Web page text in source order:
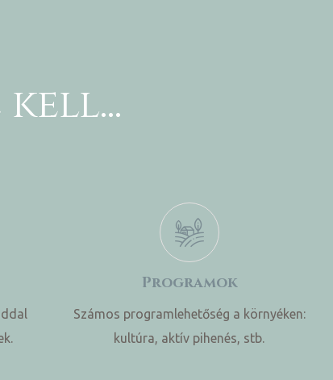
Programok
Számos programlehetőség a környéken:
kultúra, aktív pihenés, stb.